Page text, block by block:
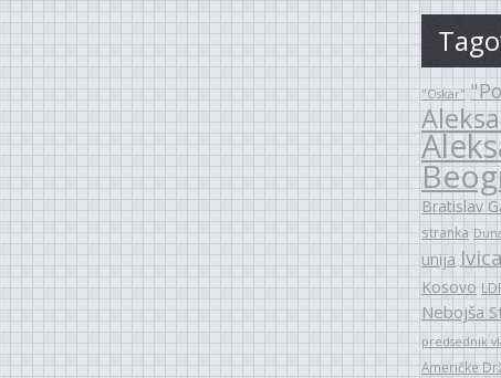
"Oskar"
Bratislav
stranka
unija
Kosovo
Nebojša
predsednik
Američke